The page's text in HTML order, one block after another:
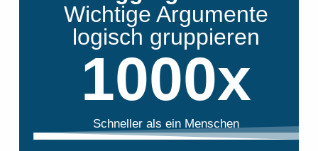
Wichtige Argumente
logisch gruppieren
Schneller als ein Menschen
1000x